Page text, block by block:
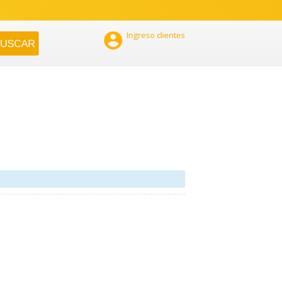
 Ingreso clientes